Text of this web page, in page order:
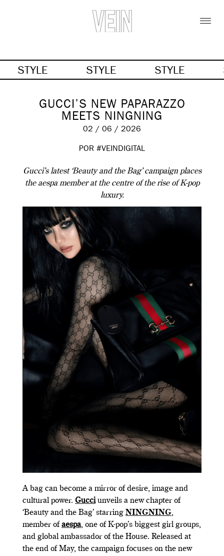
STYLE STYLE STYLE
GUCCI’S NEW PAPARAZZO
MEETS NINGNING
02 / 06 / 2026
POR #VEINDIGITAL
Gucci’s latest ‘Beauty and the Bag’ campaign places
the aespa member at the centre of the rise of K-pop
luxury.
A bag can become a mirror of desire, image and
cultural power. Gucciunveils a new chapter of
‘Beauty and the Bag’ starring NINGNING,
member of aespa, one of K-pop’s biggest girl groups,
and global ambassador of the House. Released at
the end of May, the campaign focuses on the new